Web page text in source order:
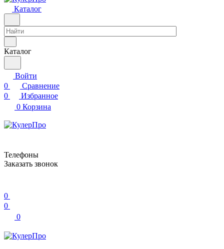
Каталог
Каталог
Войти
0
Сравнение
0
Избранное
0 Корзина
Телефоны
Заказать звонок
0
0
0